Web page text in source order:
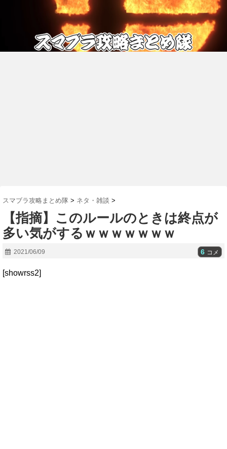
スマブラ攻略まとめ隊 > ネタ・雑談 >
【指摘】このルールのときは終点が
多い気がするｗｗｗｗｗｗｗ
2021/06/09 6 コメ
[showrss2]